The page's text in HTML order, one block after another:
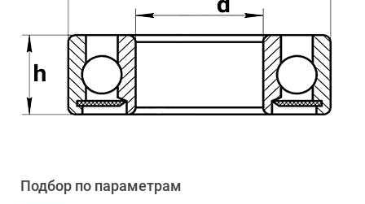
Подбор по параметрам